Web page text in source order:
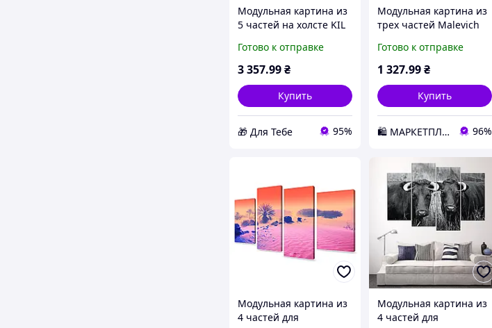
Модульная картина из
5 частей на холсте KIL
155x95 см (677-51) D6-
2026
Готово к отправке
3 357.99₴
Купить
🎁 Для Тебе 95%
Модульная картина из
трех частей Malevich
Шахматы (MK322026)
D2-2026
Готово к отправке
1 327.99₴
Купить
🛍️ МАРКЕТПЛЕЙС DMD 96%
Модульная картина из
4 частей для
Модульная картина из
4 частей для